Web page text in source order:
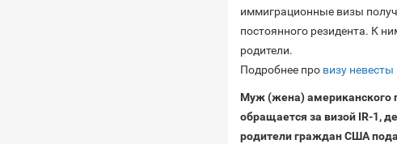
иммиграционные визы
постоянного резидента. К
родители.
Подробнее про визу
Муж (жена) американского
обращается за визой IR-1,
родители граждан США